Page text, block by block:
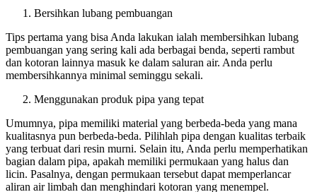
Bersihkan lubang pembuangan
Tips pertama yang bisa Anda lakukan ialah membersihkan lubang
pembuangan yang sering kali ada berbagai benda, seperti rambut
dan kotoran lainnya masuk ke dalam saluran air. Anda perlu
membersihkannya minimal seminggu sekali.
Menggunakan produk pipa yang tepat
Umumnya, pipa memiliki material yang berbeda-beda yang mana
kualitasnya pun berbeda-beda. Pilihlah pipa dengan kualitas terbaik
yang terbuat dari resin murni. Selain itu, Anda perlu memperhatikan
bagian dalam pipa, apakah memiliki permukaan yang halus dan
licin. Pasalnya, dengan permukaan tersebut dapat memperlancar
aliran air limbah dan menghindari kotoran yang menempel.